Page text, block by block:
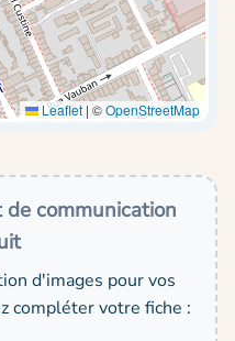
Leaflet | ©OpenStreetMap
de communication
d'images pour vos
compléter votre fiche :